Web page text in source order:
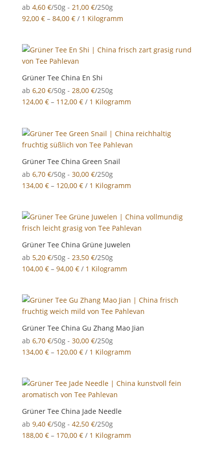
ab 4,60 €/50g - 21,00 €/250g
92,00 €– 84,00 €/ 1 Kilogramm
Grüner Tee China En Shi
ab 6,20 €/50g - 28,00 €/250g
124,00 €– 112,00 €/ 1 Kilogramm
Grüner Tee China Green Snail
ab 6,70 €/50g - 30,00 €/250g
134,00 €– 120,00 €/ 1 Kilogramm
Grüner Tee China Grüne Juwelen
ab 5,20 €/50g - 23,50 €/250g
104,00 €– 94,00 €/ 1 Kilogramm
Grüner Tee China Gu Zhang Mao Jian
ab 6,70 €/50g - 30,00 €/250g
134,00 €– 120,00 €/ 1 Kilogramm
Grüner Tee China Jade Needle
ab 9,40 €/50g - 42,50 €/250g
188,00 €– 170,00 €/ 1 Kilogramm